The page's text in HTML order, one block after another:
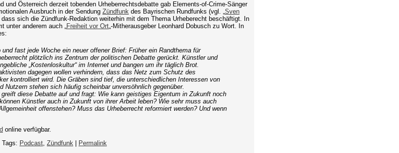
und Österreich derzeit tobenden Urheberrechtsdebatte gab Elements-of-Crime-Sänger
Ausbruch in der Sendung Zündfunk des Bayrischen Rundfunks (vgl. „Sven
dass sich die Zündfunk-Redaktion weiterhin mit dem Thema Urheberecht beschäftigt. In
unter anderem auch „Freiheit vor Ort„-Mitherausgeber Leonhard Dobusch zu Wort. In
und fast jede Woche ein neuer offener Brief: Früher ein Randthema für
plötzlich ins Zentrum der politischen Debatte gerückt. Künstler und
„Kostenloskultur“ im Internet und bangen um ihr täglich Brot.
dagegen wollen verhindern, dass das Netz zum Schutz des
kontrolliert wird. Die Gräben sind tief, die unterschiedlichen Interessen von
Nutzern stehen sich häufig scheinbar unversöhnlich gegenüber.
diese Debatte auf und fragt: Wie kann geistiges Eigentum in Zukunft noch
Künstler auch in Zukunft von ihrer Arbeit leben? Wie sehr muss auch
offenstehen? Muss das Urheberrecht reformiert werden? Und wenn
online verfügbar.
| Tags: Podcast, Zündfunk Permalink